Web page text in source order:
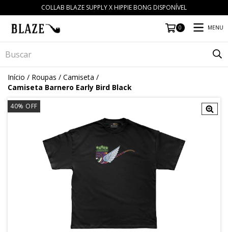
COLLAB BLAZE SUPPLY X HIPPIE BONG DISPONÍVEL
0 MENU
Início / Roupas / Camiseta /
Camiseta Barnero Early Bird Black
40% OFF